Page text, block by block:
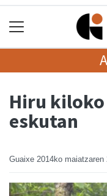
Hiru
eskutan
Guaixe 2014ko maiatzaren